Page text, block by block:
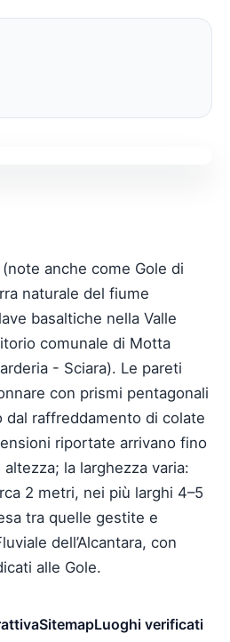
(note anche come Gole di
naturale del fiume
basaltiche nella Valle
comunale di Motta
- Sciara). Le pareti
con prismi pentagonali
dal raffreddamento di colate
riportate arrivano fino
la larghezza varia:
2 metri, nei più larghi 4–5
tra quelle gestite e
dell’Alcantara, con
alle Gole.
SitemapLuoghi verificati